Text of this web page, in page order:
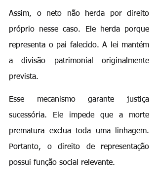
Assim, o neto não herda por direito
próprio nesse caso. Ele herda porque
representa o pai falecido. A lei mantém
a divisão patrimonial originalmente
prevista.
Esse mecanismo garante justiça
sucessória. Ele impede que a morte
prematura exclua toda uma linhagem.
Portanto, o direito de representação
possui função social relevante.